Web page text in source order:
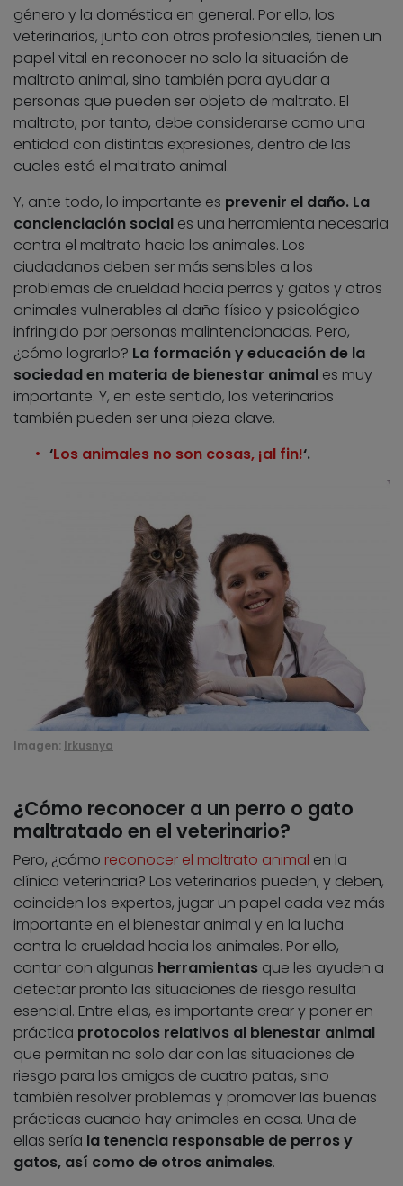
género y la doméstica en general. Por ello, los
veterinarios, junto con otros profesionales, tienen un
papel vital en reconocer no solo la situación de
maltrato animal, sino también para ayudar a
personas que pueden ser objeto de maltrato. El
maltrato, por tanto, debe considerarse como una
entidad con distintas expresiones, dentro de las
cuales está el maltrato animal.
Y, ante todo, lo importante es prevenir el daño. La
concienciación social es una herramienta necesaria
contra el maltrato hacia los animales. Los
ciudadanos deben ser más sensibles a los
problemas de crueldad hacia perros y gatos y otros
animales vulnerables al daño físico y psicológico
infringido por personas malintencionadas. Pero,
¿cómo lograrlo? La formación y educación de la
sociedad en materia de bienestar animal es muy
importante. Y, en este sentido, los veterinarios
también pueden ser una pieza clave.
‘Los animales no son cosas, ¡al fin!‘.
Imagen: Irkusnya
¿Cómo reconocer a un perro o gato
maltratado en el veterinario?
Pero, ¿cómo reconocer el maltrato animal en la
clínica veterinaria? Los veterinarios pueden, y deben,
coinciden los expertos, jugar un papel cada vez más
importante en el bienestar animal y en la lucha
contra la crueldad hacia los animales. Por ello,
contar con algunas herramientas que les ayuden a
detectar pronto las situaciones de riesgo resulta
esencial. Entre ellas, es importante crear y poner en
práctica protocolos relativos al bienestar animal
que permitan no solo dar con las situaciones de
riesgo para los amigos de cuatro patas, sino
también resolver problemas y promover las buenas
prácticas cuando hay animales en casa. Una de
ellas sería la tenencia responsable de perros y
gatos, así como de otros animales.